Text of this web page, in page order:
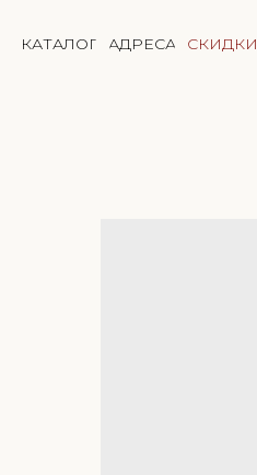
КАТАЛОГ АДРЕСА СКИДКИ